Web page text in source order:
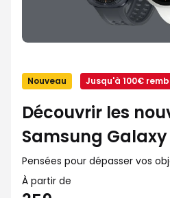
Nouveau Jusqu'à 100€
Découvrir les
Samsung
Pensées pour dépasser vos
À partir de